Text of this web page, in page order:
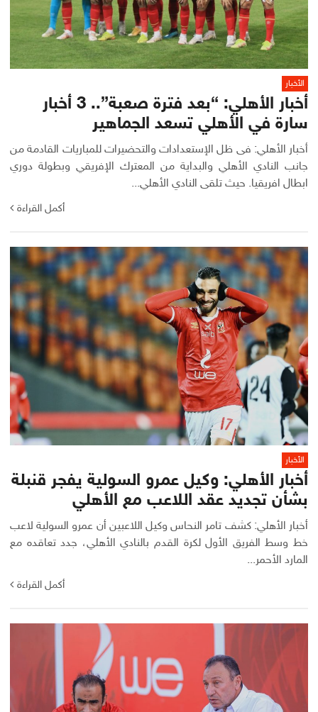
الأخبار
أخبار الأهلي: “بعد فترة صعبة”.. 3 أخبار
سارة في الأهلي تسعد الجماهير
أخبار الأهلي: فى ظل الإستعدادات والتحضيرات للمباريات القادمة من
جانب النادي الأهلي والبداية من المعترك الإفريقي وبطولة دوري
ابطال افريقيا. حيث تلقى النادي الأهلي...
أكمل القراءة
الأخبار
أخبار الأهلي: وكيل عمرو السولية يفجر قنبلة
بشأن تجديد عقد اللاعب مع الأهلي
أخبار الأهلي: كشف تامر النحاس وكيل اللاعبين أن عمرو السولية لاعب
خط وسط الفريق الأول لكرة القدم بالنادي الأهلي، جدد تعاقده مع
المارد الأحمر...
أكمل القراءة